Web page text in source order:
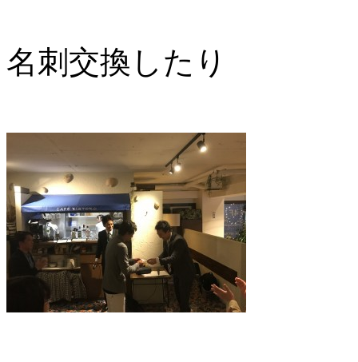
名刺交換したり